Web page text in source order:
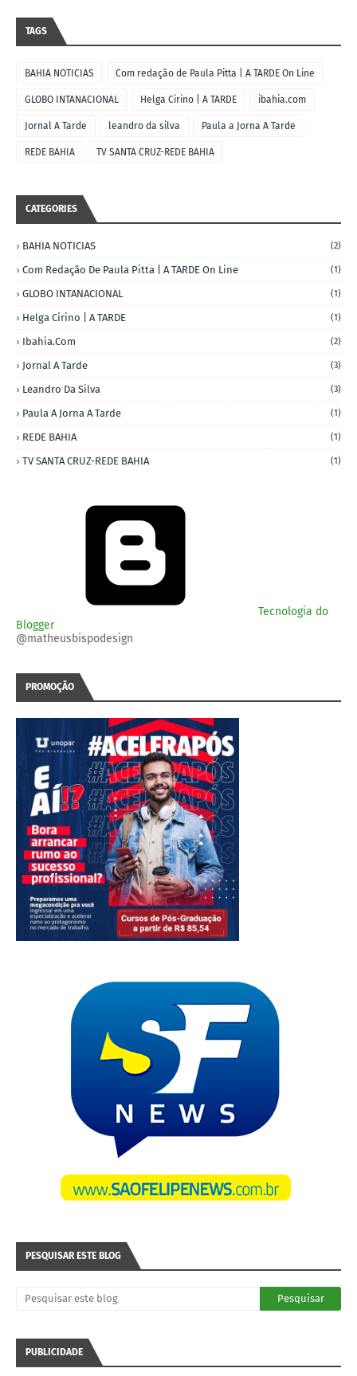
TAGS
BAHIA NOTICIAS Com redação de Paula Pitta | A TARDE On Line
GLOBO INTANACIONAL Helga Cirino | A TARDE ibahia.com
Jornal A Tarde leandro da silva Paula a Jorna A Tarde
REDE BAHIA TV SANTA CRUZ-REDE BAHIA
CATEGORIES
BAHIA NOTICIAS (2)
Com Redação De Paula Pitta | A TARDE On Line (1)
GLOBO INTANACIONAL (1)
Helga Cirino | A TARDE (1)
Ibahia.com (2)
Jornal A Tarde (3)
Leandro Da Silva (3)
Paula A Jorna A Tarde (1)
REDE BAHIA (1)
TV SANTA CRUZ-REDE BAHIA (1)
Tecnologia do
Blogger
@matheusbispodesign
PROMOÇÃO
PESQUISAR ESTE BLOG
PUBLICIDADE